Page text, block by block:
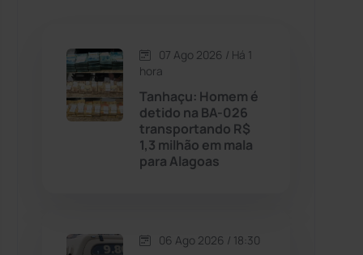
Caetité (1504)
Candiba (157)
Cândido Sales
07 Ago 2026 / Há 1
hora
Tanhaçu: Homem é
detido na BA-026
transportando R$
1,3 milhão em mala
para Alagoas
06 Ago 2026 / 18:30